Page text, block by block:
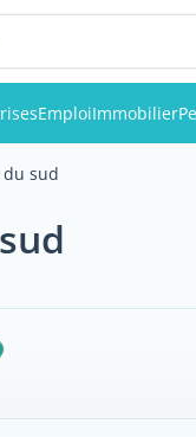
EmploiImmobilier
sud